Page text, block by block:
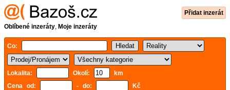
Přidat inzerát
Oblíbené inzeráty, Moje inzeráty
Co:
Lokalita: Okolí:
km
Cena od:
- do: Kč